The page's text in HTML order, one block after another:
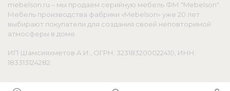
mebelson.ru – мы продаем серийную мебель ФМ "Mebelson".
Мебель производства фабрики «Mebelson» уже 20 лет
выбирают покупатели для создания своей неповторимой
атмосферы в доме.
ИП Шамсияхметов А.И., ОГРН: 323183200022410, ИНН:
183313124282